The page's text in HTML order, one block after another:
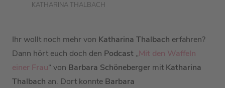
KATHARINA THALBACH
Ihr wollt noch mehr von Katharina Thalbach erfahren?
Dann hört euch doch den Podcast „Mit den Waffeln
einer Frau“ von Barbara Schöneberger mit Katharina
Thalbach an. Dort konnte Barbara